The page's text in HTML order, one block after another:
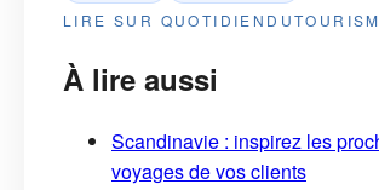
LIRE SUR
À lire aussi
Scandinavie : inspirez les
voyages de vos clients